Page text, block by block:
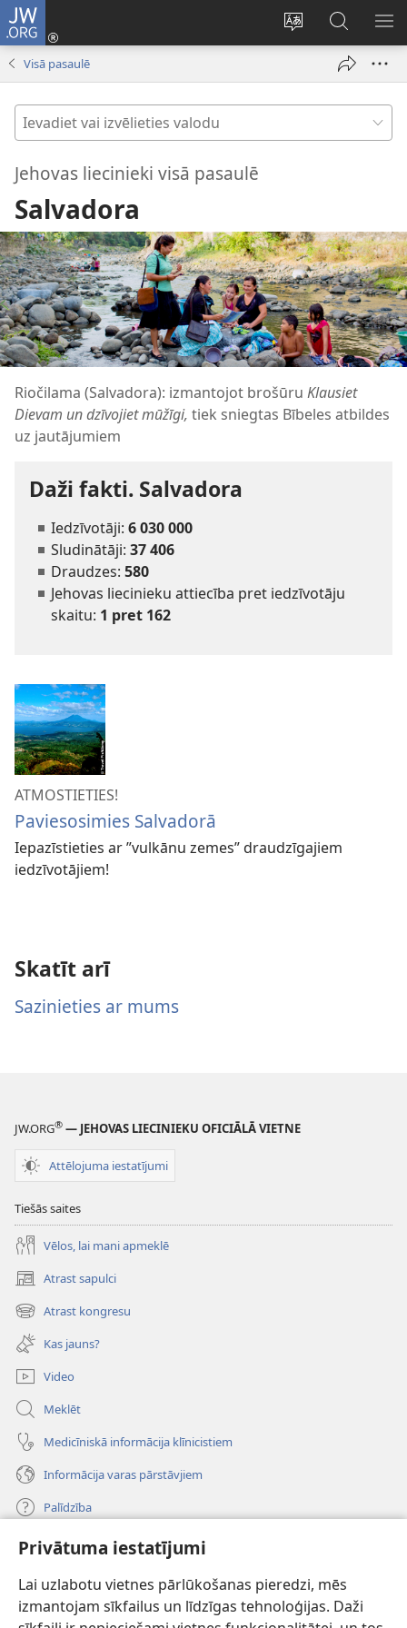
Privātuma iestatījumi
Lai uzlabotu vietnes pārlūkošanas pieredzi, mēs
izmantojam sīkfailus un līdzīgas tehnoloģijas. Daži
JW.ORG
Mainīt
valodu
Pieteikties
(opens
Meklēt
vietnē
JW.ORG
Visā pasaulē
Ievadiet
vai
izvēlieties
valodu
Jehovas liecinieki visā pasaulē
Salvadora
Riočilama (Salvadora): izmantojot brošūru Klausiet
Dievam un dzīvojiet mūžīgi, tiek sniegtas Bībeles atbildes
uz jautājumiem
Daži fakti. Salvadora
Iedzīvotāji: 6 030 000
Sludinātāji: 37 406
Draudzes: 580
Jehovas liecinieku attiecība pret iedzīvotāju
skaitu: 1 pret 162
ATMOSTIETIES!
Paviesosimies Salvadorā
Iepazīstieties ar ”vulkānu zemes” draudzīgajiem
iedzīvotājiem!
Skatīt arī
Sazinieties ar mums
JW.ORG® — JEHOVAS LIECINIEKU OFICIĀLĀ VIETNE
Attēlojuma iestatījumi
Tiešās saites
Vēlos, lai mani apmeklē
Atrast sapulci
(opens
new
window)
Atrast kongresu
(opens
new
window)
Kas jauns?
Video
Meklēt
Medicīniskā informācija klīnicistiem
Informācija varas pārstāvjiem
Palīdzība
Ziedojumi
new
window)Sargtorņa TIEŠSAISTES BIBLIOTĒKA
(opens